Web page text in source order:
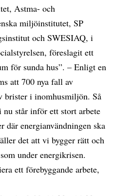
Astma- och
miljöinstitutet, SP
och SWESIAQ, i
föreslagit ett
för sunda hus”. – Enligt en
att 700 nya fall av
brister i inomhusmiljön. Så
står inför ett stort arbete
där energianvändningen ska
det att vi bygger rätt och
under energikrisen.
ett förebyggande arbete,